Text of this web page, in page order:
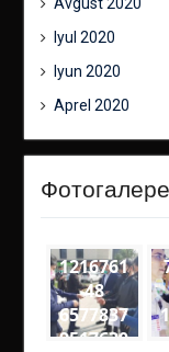
Iyul 2020
Iyun 2020
Aprel 2020
1216761
48
6577837
9517630